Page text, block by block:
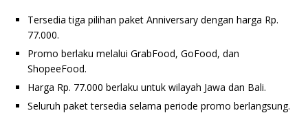
Tersedia tiga pilihan paket Anniversary dengan harga Rp.
77.000.
Promo berlaku melalui GrabFood, GoFood, dan
ShopeeFood.
Harga Rp. 77.000 berlaku untuk wilayah Jawa dan Bali.
Seluruh paket tersedia selama periode promo berlangsung.